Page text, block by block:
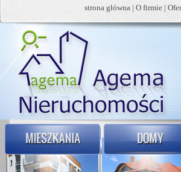
strona główna | O firmie |